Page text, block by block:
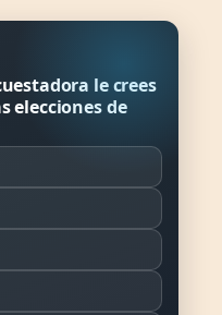
le crees
elecciones de